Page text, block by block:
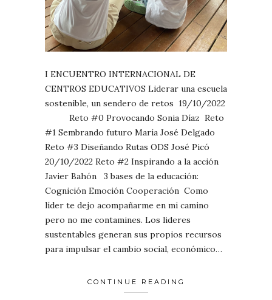
I ENCUENTRO INTERNACIONAL DE
CENTROS EDUCATIVOS Liderar una escuela
sostenible, un sendero de retos 19/10/2022
Reto #0 Provocando Sonia Díaz Reto
#1 Sembrando futuro María José Delgado
Reto #3 Diseñando Rutas ODS José Picó
20/10/2022 Reto #2 Inspirando a la acción
Javier Bahón 3 bases de la educación:
Cognición Emoción Cooperación Como
líder te dejo acompañarme en mi camino
pero no me contamines. Los lideres
sustentables generan sus propios recursos
para impulsar el cambio social, económico…
CONTINUE READING